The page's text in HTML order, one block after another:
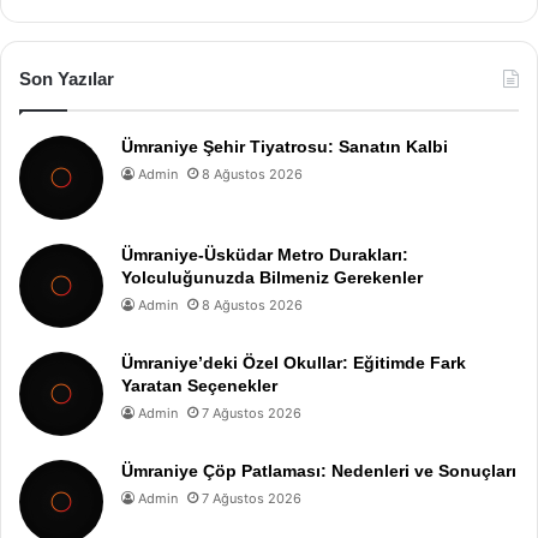
Son Yazılar
Ümraniye Şehir Tiyatrosu: Sanatın Kalbi
Admin 8 Ağustos 2026
Ümraniye-Üsküdar Metro Durakları:
Yolculuğunuzda Bilmeniz Gerekenler
Admin 8 Ağustos 2026
Ümraniye’deki Özel Okullar: Eğitimde Fark
Yaratan Seçenekler
Admin 7 Ağustos 2026
Ümraniye Çöp Patlaması: Nedenleri ve Sonuçları
Admin 7 Ağustos 2026